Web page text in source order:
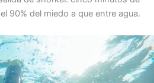
90% del miedo a que entre agua.